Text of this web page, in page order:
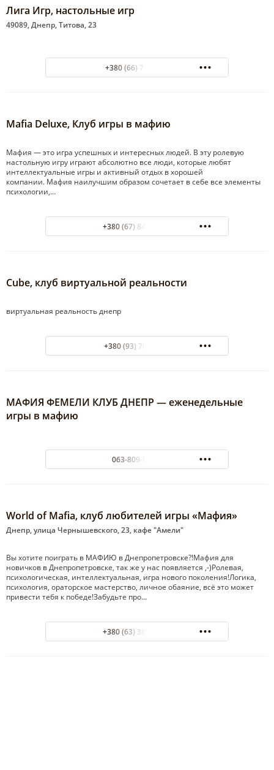
Лига Игр, настольные игр
49089, Днепр, Титова, 23
+380 (66) 7121450
Mafia Deluxe, Клуб игры в мафию
Мафия — это игра успешных и интересных людей. В эту ролевую
настольную игру играют абсолютно все люди, которые любят
интеллектуальные игры и активный отдых в хорошей
компании. Мафия наилучшим образом сочетает в себе все элементы
психологии,…
+380 (67) 848-84-84
Cube, клуб виртуальной реальности
виртуальная реальность днепр
+380 (93) 704 4420
МАФИЯ ФЕМЕЛИ КЛУБ ДНЕПР — еженедельные
игры в мафию
063-809-82-60
World of Mafia, клуб любителей игры «Мафия»
Днепр, улица Чернышевского, 23, кафе "Амели"
Вы хотите поиграть в МАФИЮ в Днепропетровске?!Мафия для
новичков в Днепропетровске, так же у нас появляется ,-)Ролевая,
психологическая, интеллектуальная, игра нового поколения!Логика,
психология, ораторское мастерство, личное обаяние, всё это может
привести тебя к победе!Забудьте про…
+380 (63) 380-31-30